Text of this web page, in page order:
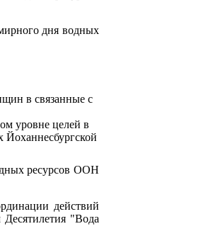
дня водных
в связанные с
уровне целей в
ресурсов ООН
действий
"Вода